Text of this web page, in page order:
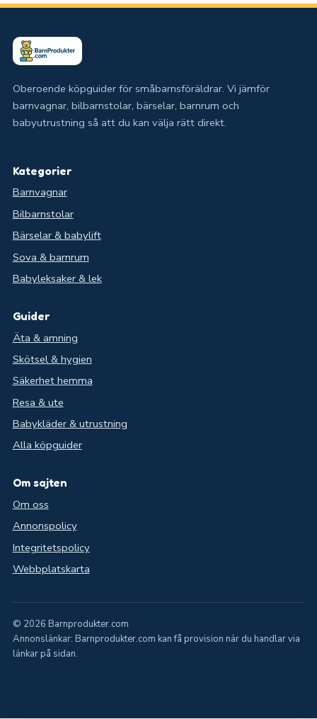
Oberoende köpguider för småbarnsföräldrar. Vi jämför
barnvagnar, bilbarnstolar, bärselar, barnrum och
babyutrustning så att du kan välja rätt direkt.
Kategorier
Barnvagnar
Bilbarnstolar
Bärselar & babylift
Sova & barnrum
Babyleksaker & lek
Guider
Äta & amning
Skötsel & hygien
Säkerhet hemma
Resa & ute
Babykläder & utrustning
Alla köpguider
Om sajten
Om oss
Annonspolicy
Integritetspolicy
Webbplatskarta
© 2026 Barnprodukter.com
Annonslänkar: Barnprodukter.com kan få provision när du handlar via
länkar på sidan.